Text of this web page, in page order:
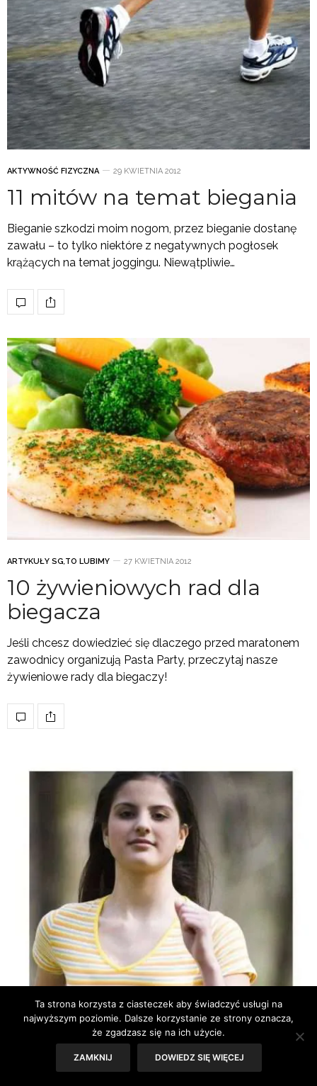
AKTYWNOŚĆ FIZYCZNA 29 KWIETNIA 2012
11 mitów na temat biegania
Bieganie szkodzi moim nogom, przez bieganie dostanę
zawału – to tylko niektóre z negatywnych pogłosek
krążących na temat joggingu. Niewątpliwie…
ARTYKUŁY SG,TO LUBIMY 27 KWIETNIA 2012
10 żywieniowych rad dla
biegacza
Jeśli chcesz dowiedzieć się dlaczego przed maratonem
zawodnicy organizują Pasta Party, przeczytaj nasze
żywieniowe rady dla biegaczy!
Ta strona korzysta z ciasteczek aby świadczyć usługi na
najwyższym poziomie. Dalsze korzystanie ze strony oznacza,
że zgadzasz się na ich użycie.
ZAMKNIJ DOWIEDZ SIĘ WIĘCEJ